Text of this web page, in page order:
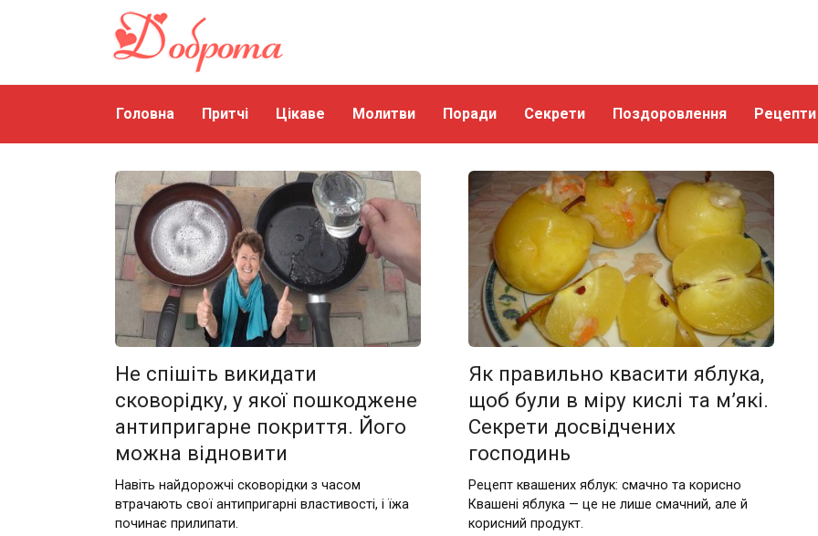
Головна Притчі Цікаве Молитви Поради Секрети Поздоровлення Рецепти
Не спішіть викидати
сковорідку, у якої пошкоджене
антипригарне покриття. Його
можна відновити
Навіть найдорожчі сковорідки з часом
втрачають свої антипригарні властивості, і їжа
починає прилипати.
Як правильно квасити яблука,
щоб були в міру кислі та м’які.
Секрети досвідчених
господинь
Рецепт квашених яблук: смачно та корисно
Квашені яблука — це не лише смачний, але й
корисний продукт.